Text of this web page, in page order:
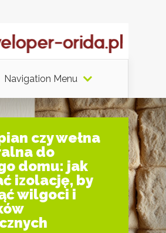
Navigation Menu
czy wełna
do
domu: jak
izolację, by
wilgoci i